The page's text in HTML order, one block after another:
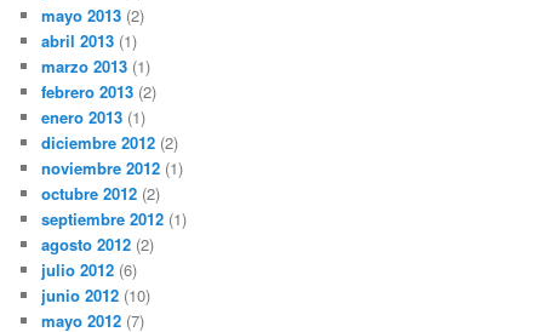
mayo 2013 (2)
abril 2013 (1)
marzo 2013 (1)
febrero 2013 (2)
enero 2013 (1)
diciembre 2012 (2)
noviembre 2012 (1)
octubre 2012 (2)
septiembre 2012 (1)
agosto 2012 (2)
julio 2012 (6)
junio 2012 (10)
mayo 2012 (7)